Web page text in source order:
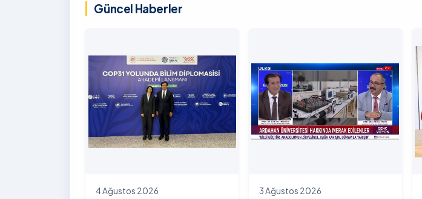
Güncel Haberler
4 Ağustos 2026 3 Ağustos 2026